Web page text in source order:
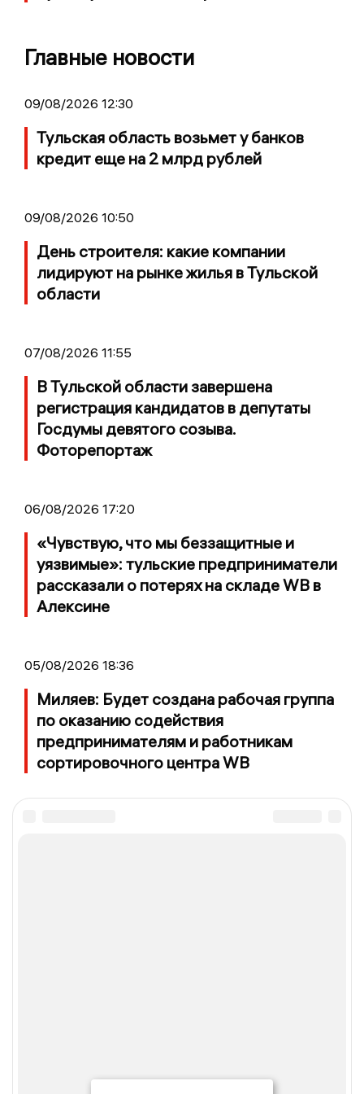
Главные новости
09/08/2026 12:30
Тульская область возьмет у банков
кредит еще на 2 млрд рублей
09/08/2026 10:50
День строителя: какие компании
лидируют на рынке жилья в Тульской
области
07/08/2026 11:55
В Тульской области завершена
регистрация кандидатов в депутаты
Госдумы девятого созыва.
Фоторепортаж
06/08/2026 17:20
«Чувствую, что мы беззащитные и
уязвимые»: тульские предприниматели
рассказали о потерях на складе WB в
Алексине
05/08/2026 18:36
Миляев: Будет создана рабочая группа
по оказанию содействия
предпринимателям и работникам
сортировочного центра WB